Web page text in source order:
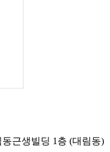
근생빌딩 1층 (대림동)